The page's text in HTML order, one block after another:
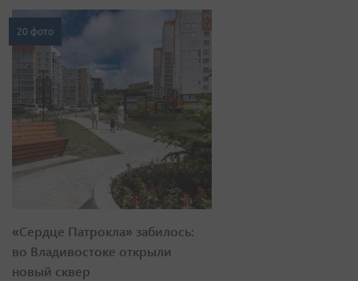
20 фото
«Сердце Патрокла» забилось:
во Владивостоке открыли
новый сквер